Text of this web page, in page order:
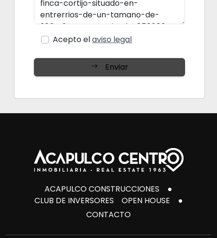
Acepto elaviso legal
Enviar
ACAPULCO CONSTRUCCIONES
CLUB DE INVERSORES
OPEN HOUSE
CONTACTO